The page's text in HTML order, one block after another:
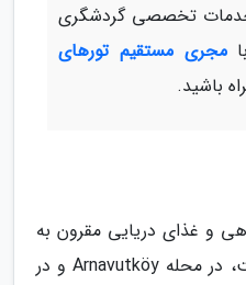
خدمات تخصصی گردشگری
مجری مستقیم تورهای
باشید.
و غذای دریایی مقرون به
صرفه و با کیفیت معروف است، در محله Arnavutköy و در